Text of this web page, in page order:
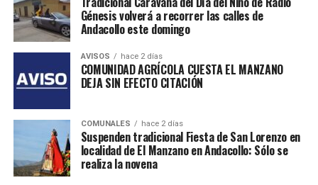
Génesis volverá a recorrer las calles de
Andacollo este domingo
AVISOS hace 2 días
COMUNIDAD AGRÍCOLA CUESTA EL MANZANO
DEJA SIN EFECTO CITACIÓN
COMUNALES hace 2 días
Suspenden tradicional Fiesta de San Lorenzo en
localidad de El Manzano en Andacollo: Sólo se
realiza la novena